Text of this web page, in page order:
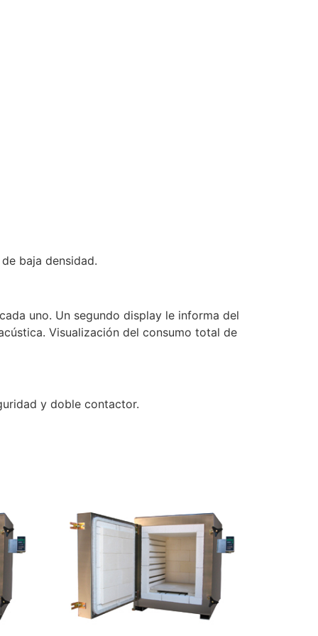
baja densidad.
uno. Un segundo display le informa del
Visualización del consumo total de
y doble contactor.